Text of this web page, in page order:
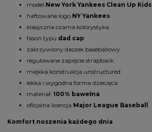
model New York Yankees Clean Up Kids
haftowane logo NY Yankees
klasyczna czarna kolorystyka
fason typu dad cap
zakrzywiony daszek baseballowy
regulowane zapięcie strapback
miękka konstrukcja unstructured
lekka i wygodna forma dziecięca
materiał: 100% bawełna
oficjalna licencja Major League Baseball
Komfort noszenia każdego dnia